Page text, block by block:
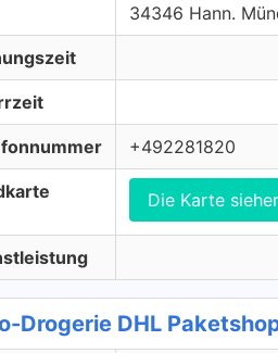
34346 Hann.
+492281820
Die Karte
Drogerie DHL